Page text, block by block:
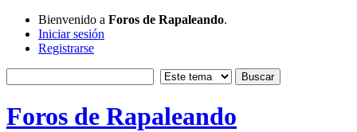
Bienvenido a Foros de Rapaleando.
Iniciar sesión
Registrarse
Foros de Rapaleando